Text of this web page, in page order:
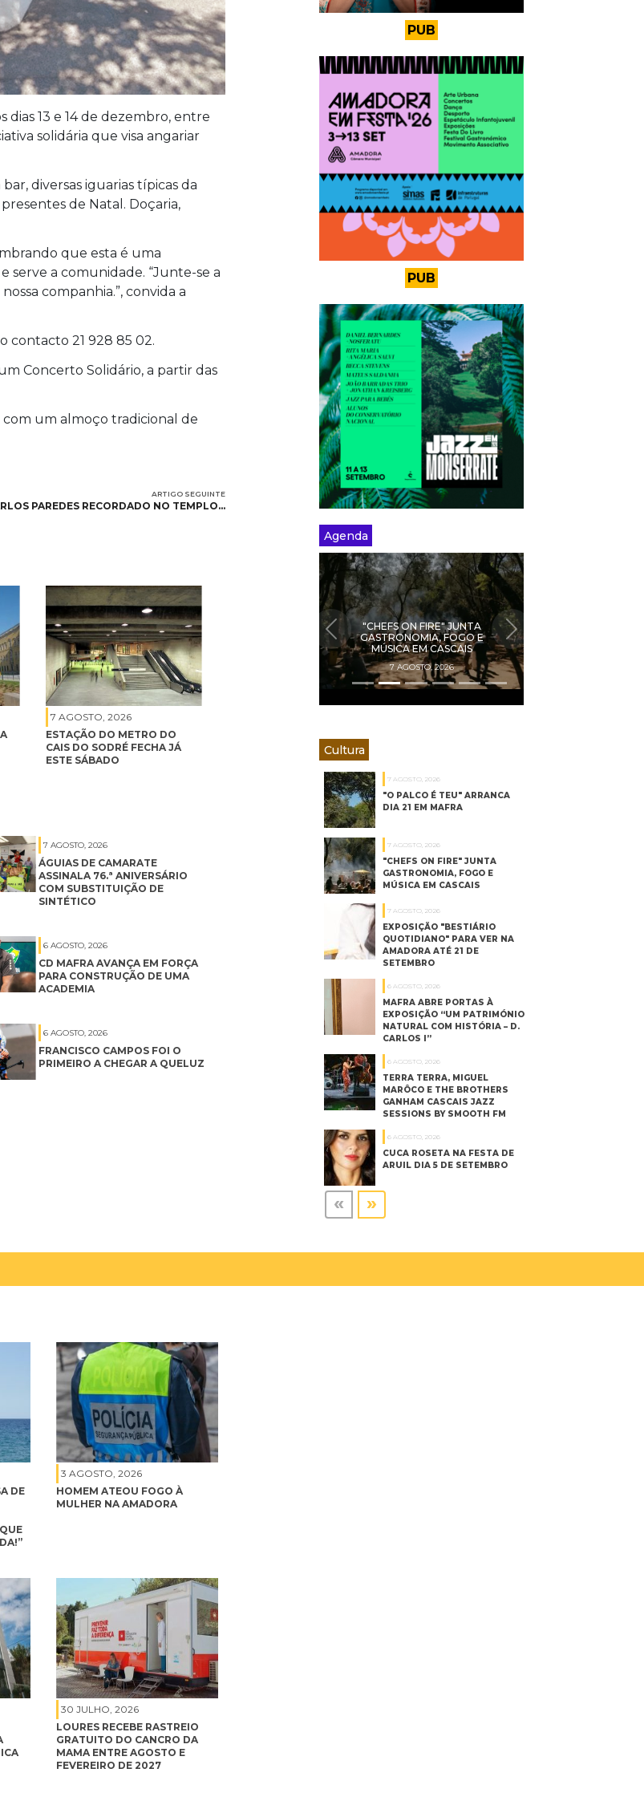
dias 13 e 14 de dezembro, entre
solidária que visa angariar
diversas iguarias típicas da
de Natal. Doçaria,
que esta é uma
a comunidade. “Junte-se a
companhia.”, convida a
contacto 21 928 85 02.
Concerto Solidário, a partir das
um almoço tradicional de
ARTIGO SEGUINTE
PAREDES RECORDADO NO TEMPLO…
7 AGOSTO, 2026
ESTAÇÃO DO METRO DO
CAIS DO SODRÉ FECHA JÁ
ESTE SÁBADO
7 AGOSTO, 2026
ÁGUIAS DE CAMARATE
ASSINALA 76.ª ANIVERSÁRIO
COM SUBSTITUIÇÃO DE
SINTÉTICO
6 AGOSTO, 2026
CD MAFRA AVANÇA EM FORÇA
PARA CONSTRUÇÃO DE UMA
ACADEMIA
6 AGOSTO, 2026
FRANCISCO CAMPOS FOI O
PRIMEIRO A CHEGAR A QUELUZ
PUB
PUB
Agenda
"CHEFS ON FIRE" JUNTA
GASTRONOMIA, FOGO E
MÚSICA EM CASCAIS
7 AGOSTO, 2026
PREVIOUS NEXT
Cultura
7 AGOSTO, 2026
"O PALCO É TEU" ARRANCA
DIA 21 EM MAFRA
7 AGOSTO, 2026
"CHEFS ON FIRE" JUNTA
GASTRONOMIA, FOGO E
MÚSICA EM CASCAIS
7 AGOSTO, 2026
EXPOSIÇÃO "BESTIÁRIO
QUOTIDIANO" PARA VER NA
AMADORA ATÉ 21 DE
SETEMBRO
6 AGOSTO, 2026
MAFRA ABRE PORTAS À
EXPOSIÇÃO “UM PATRIMÓNIO
NATURAL COM HISTÓRIA – D.
CARLOS I”
6 AGOSTO, 2026
TERRA TERRA, MIGUEL
MARÔCO E THE BROTHERS
GANHAM CASCAIS JAZZ
SESSIONS BY SMOOTH FM
6 AGOSTO, 2026
CUCA ROSETA NA FESTA DE
ARUIL DIA 5 DE SETEMBRO
« »
DE
3 AGOSTO, 2026
HOMEM ATEOU FOGO À
MULHER NA AMADORA
30 JULHO, 2026
LOURES RECEBE RASTREIO
GRATUITO DO CANCRO DA
MAMA ENTRE AGOSTO E
FEVEREIRO DE 2027